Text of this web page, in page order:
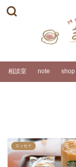
相談室 note shop
エッセイ